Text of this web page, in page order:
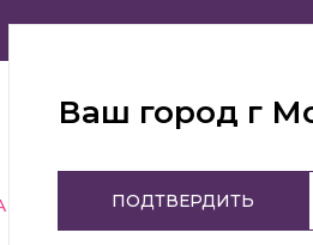
Ваш город г
ПОДТВЕРДИТЬ